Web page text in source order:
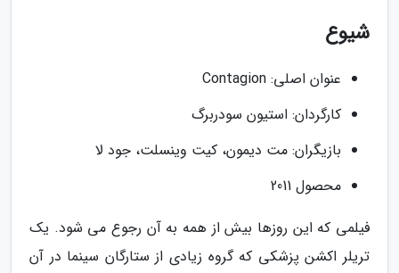
شیوع
عنوان اصلی: Contagion
کارگردان: استیون سودربرگ
بازیگران: مت دیمون، کیت وینسلت، جود لا
محصول 2011
فیلمی که این روزها بیش از همه به آن رجوع می شود. یک
تریلر اکشن پزشکی که گروه زیادی از ستارگان سینما در آن